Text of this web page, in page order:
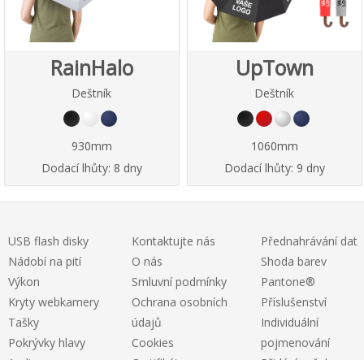
RainHalo
Deštník
930mm
Dodací lhůty: 8 dny
UpTown
Deštník
1060mm
Dodací lhůty: 9 dny
USB flash disky
Nádobí na pití
Výkon
Kryty webkamery
Tašky
Pokrývky hlavy
Kontaktujte nás
O nás
Smluvní podmínky
Ochrana osobních
údajů
Cookies
Přednahrávání dat
Shoda barev
Pantone®
Příslušenství
Individuální
pojmenování